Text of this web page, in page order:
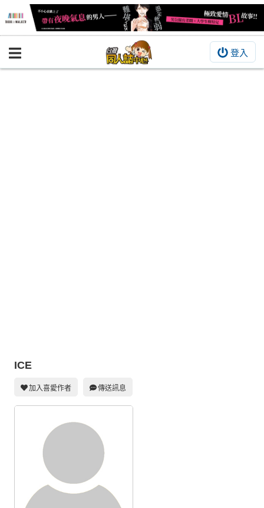
登入
BOOKY書集倉庫
攤位轉讓區
會員中心
ICE
加入喜愛作者 傳送訊息